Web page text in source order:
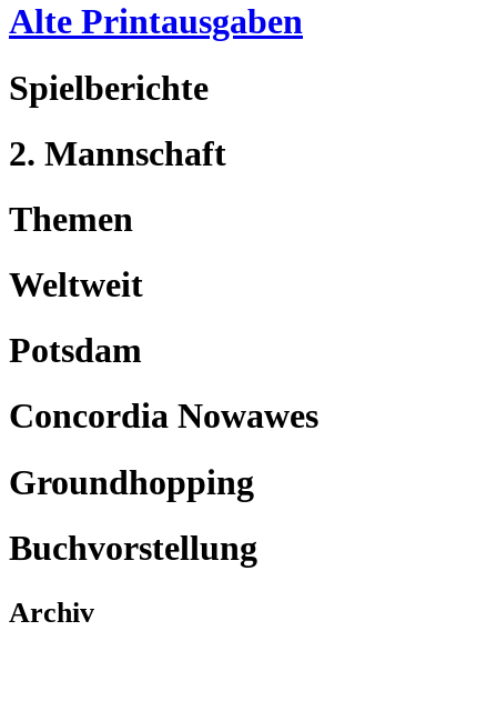
Alte Printausgaben
Spielberichte
2. Mannschaft
Themen
Weltweit
Potsdam
Concordia Nowawes
Groundhopping
Buchvorstellung
Archiv